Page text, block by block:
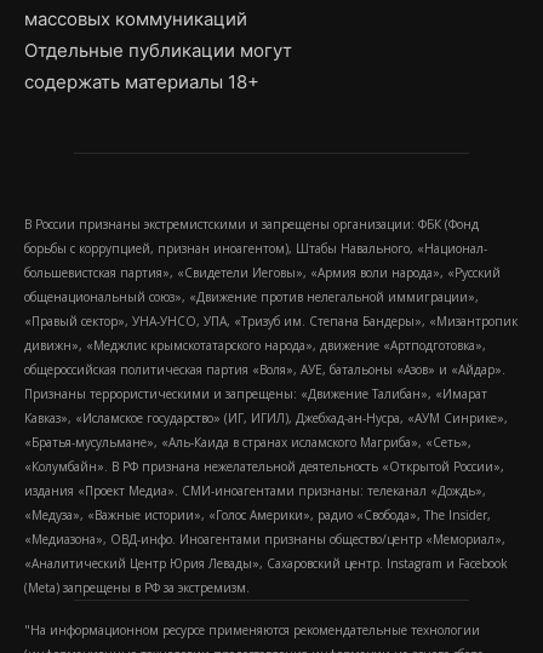
массовых коммуникаций
Отдельные публикации могут
содержать материалы 18+
В России признаны экстремистскими и запрещены организации: ФБК (Фонд
борьбы с коррупцией, признан иноагентом), Штабы Навального, «Национал-
большевистская партия», «Свидетели Иеговы», «Армия воли народа», «Русский
общенациональный союз», «Движение против нелегальной иммиграции»,
«Правый сектор», УНА-УНСО, УПА, «Тризуб им. Степана Бандеры», «Мизантропик
дивижн», «Меджлис крымскотатарского народа», движение «Артподготовка»,
общероссийская политическая партия «Воля», АУЕ, батальоны «Азов» и «Айдар».
Признаны террористическими и запрещены: «Движение Талибан», «Имарат
Кавказ», «Исламское государство» (ИГ, ИГИЛ), Джебхад-ан-Нусра, «АУМ Синрике»,
«Братья-мусульмане», «Аль-Каида в странах исламского Магриба», «Сеть»,
«Колумбайн». В РФ признана нежелательной деятельность «Открытой России»,
издания «Проект Медиа». СМИ-иноагентами признаны: телеканал «Дождь»,
«Медуза», «Важные истории», «Голос Америки», радио «Свобода», The Insider,
«Медиазона», ОВД-инфо. Иноагентами признаны общество/центр «Мемориал»,
«Аналитический Центр Юрия Левады», Сахаровский центр. Instagram и Facebook
(Metа) запрещены в РФ за экстремизм.
"На информационном ресурсе применяются рекомендательные технологии